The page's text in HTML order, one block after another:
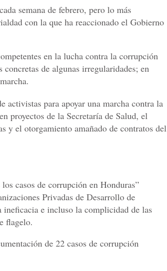
semana de febrero, pero lo más
con la que ha reaccionado el Gobierno
en la lucha contra la corrupción
de algunas irregularidades; en
activistas para apoyar una marcha contra la
proyectos de la Secretaría de Salud, el
y el otorgamiento amañado de contratos del
casos de corrupción en Honduras”
Privadas de Desarrollo de
e incluso la complicidad de las
flagelo.
de 22 casos de corrupción